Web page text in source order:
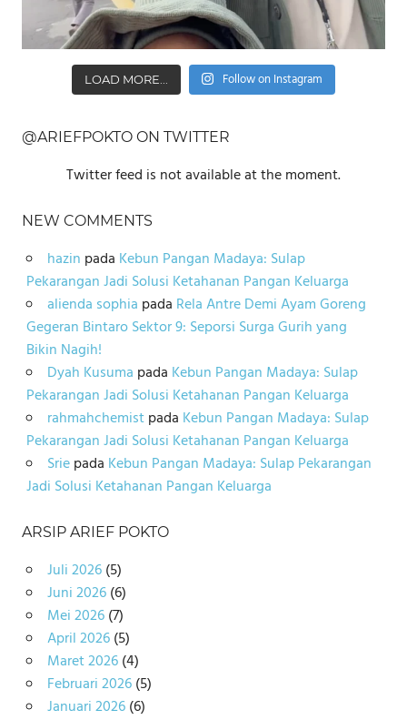
LOAD MORE... Follow on Instagram
@ARIEFPOKTO ON TWITTER
Twitter feed is not available at the moment.
NEW COMMENTS
hazin pada Kebun Pangan Madaya: Sulap
Pekarangan Jadi Solusi Ketahanan Pangan Keluarga
alienda sophia pada Rela Antre Demi Ayam Goreng
Gegeran Bintaro Sektor 9: Seporsi Surga Gurih yang
Bikin Nagih!
Dyah Kusuma pada Kebun Pangan Madaya: Sulap
Pekarangan Jadi Solusi Ketahanan Pangan Keluarga
rahmahchemistpada Kebun Pangan Madaya: Sulap
Pekarangan Jadi Solusi Ketahanan Pangan Keluarga
Sriepada Kebun Pangan Madaya: Sulap Pekarangan
Jadi Solusi Ketahanan Pangan Keluarga
ARSIP ARIEF POKTO
Juli 2026(5)
Juni 2026(6)
Mei 2026(7)
April 2026(5)
Maret 2026(4)
Februari 2026(5)
Januari 2026(6)